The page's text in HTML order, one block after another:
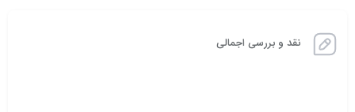
نقد و بررسی اجمالی